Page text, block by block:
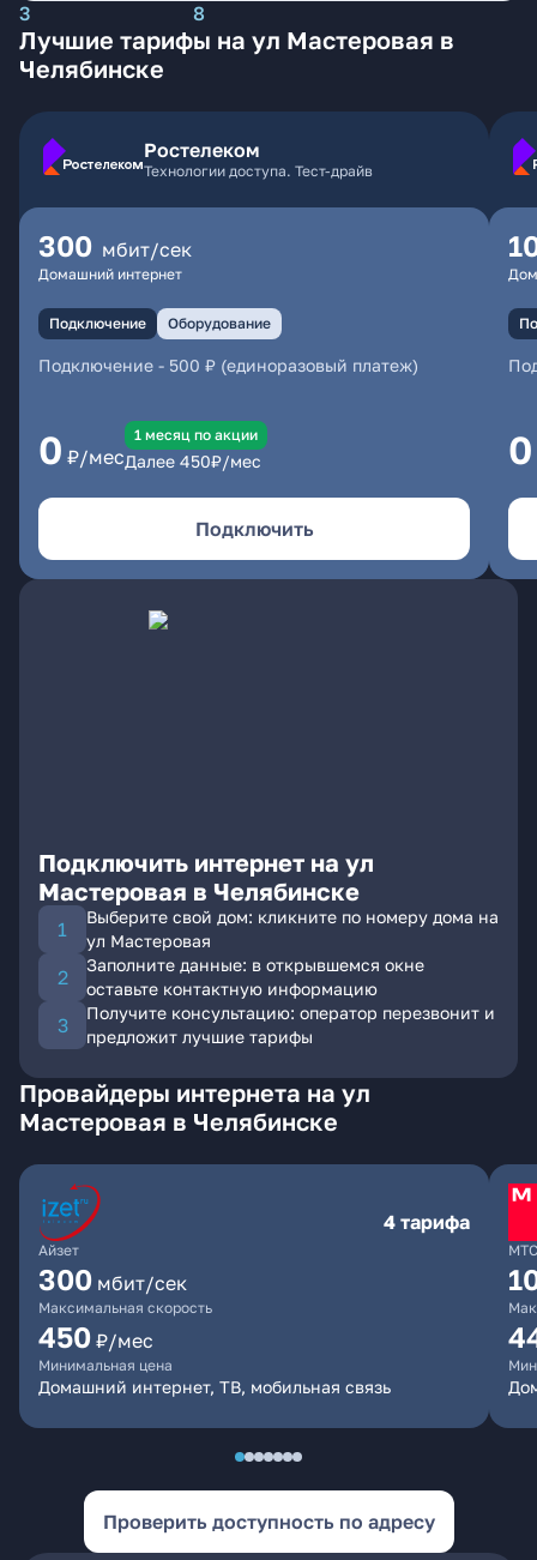
3 8
Лучшие тарифы на ул Мастеровая в
Челябинске
Ростелеком
Технологии доступа. Тест-драйв
300 мбит/сек
Домашний интернет
Подключение Оборудование
Подключение - 500 ₽ (единоразовый платеж)
0 ₽/мес
1 месяц по акции
Далее 450₽/мес
Подключить
0
Подключить интернет на ул
Мастеровая в Челябинске
Выберите свой дом: кликните по номеру дома на
ул Мастеровая
Заполните данные: в открывшемся окне
оставьте контактную информацию
Получите консультацию: оператор перезвонит и
предложит лучшие тарифы
Провайдеры интернета на ул
Мастеровая в Челябинске
Айзет
4 тарифа
300 мбит/сек
Максимальная скорость
450 ₽/мес
Минимальная цена
Домашний интернет, ТВ, мобильная связь
МТС
Проверить доступность по адресу